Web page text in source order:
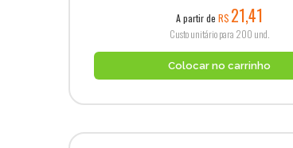
A partir deR$ 21,41
Custo unitário para 200 und.
Colocar no carrinho